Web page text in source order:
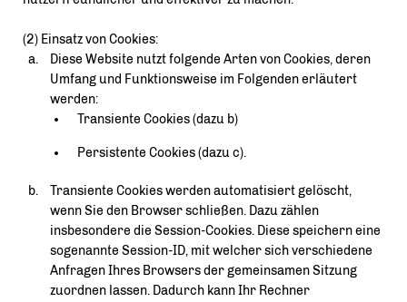
(2) Einsatz von Cookies:
Diese Website nutzt folgende Arten von Cookies, deren
Umfang und Funktionsweise im Folgenden erläutert
werden:
Transiente Cookies (dazu b)
Persistente Cookies (dazu c).
Transiente Cookies werden automatisiert gelöscht,
wenn Sie den Browser schließen. Dazu zählen
insbesondere die Session-Cookies. Diese speichern eine
sogenannte Session-ID, mit welcher sich verschiedene
Anfragen Ihres Browsers der gemeinsamen Sitzung
zuordnen lassen. Dadurch kann Ihr Rechner